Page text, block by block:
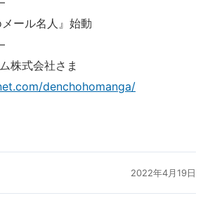
ール名人』始動
株式会社さま
denchohomanga/
2022年4月19日